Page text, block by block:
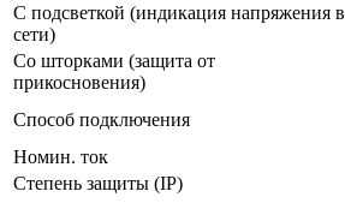
С подсветкой (индикация напряжения в
сети)
Со шторками (защита от
прикосновения)
Способ подключения
Номин. ток
Степень защиты (IP)